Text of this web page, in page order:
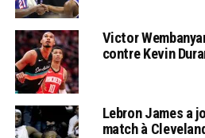
Victor
contre Kevin
Lebron James a
match à